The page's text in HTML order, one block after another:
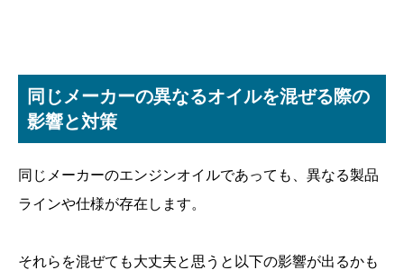
同じメーカーの異なるオイルを混ぜる際の
影響と対策
同じメーカーのエンジンオイルであっても、異なる製品
ラインや仕様が存在します。
それらを混ぜても大丈夫と思うと以下の影響が出るかも